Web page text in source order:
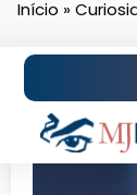
PularInício »